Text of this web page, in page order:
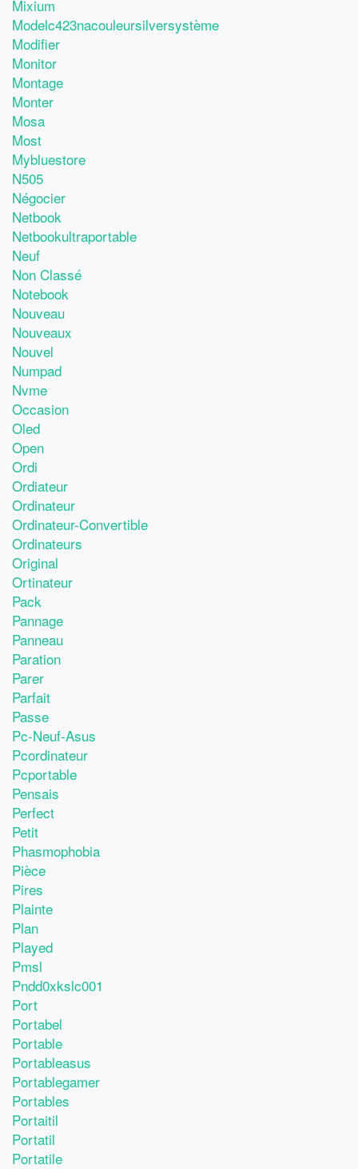
Mixium
Modelc423nacouleursilversystème
Modifier
Monitor
Montage
Monter
Mosa
Most
Mybluestore
N505
Négocier
Netbook
Netbookultraportable
Neuf
Non Classé
Notebook
Nouveau
Nouveaux
Nouvel
Numpad
Nvme
Occasion
Oled
Open
Ordi
Ordiateur
Ordinateur
Ordinateur-Convertible
Ordinateurs
Original
Ortinateur
Pack
Pannage
Panneau
Paration
Parer
Parfait
Passe
Pc-Neuf-Asus
Pcordinateur
Pcportable
Pensais
Perfect
Petit
Phasmophobia
Pièce
Pires
Plainte
Plan
Played
Pmsl
Pndd0xkslc001
Port
Portabel
Portable
Portableasus
Portablegamer
Portables
Portaitil
Portatil
Portatile